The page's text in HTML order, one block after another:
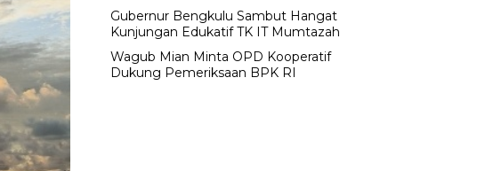
Gubernur Bengkulu Sambut Hangat
Kunjungan Edukatif TK IT Mumtazah
Wagub Mian Minta OPD Kooperatif
Dukung Pemeriksaan BPK RI